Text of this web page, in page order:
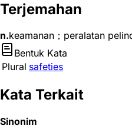
Terjemahan
n.keamanan；peralatan
Bentuk Kata
Plural safeties
Kata Terkait
Sinonim